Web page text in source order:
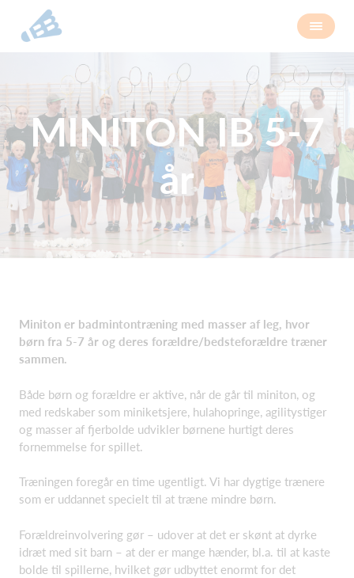
MINITON IB 5-7
år
Miniton er badmintontræning med masser af leg, hvor
børn fra 5-7 år og deres forældre/bedsteforældre træner
sammen.
Både børn og forældre er aktive, når de går til miniton, og
med redskaber som miniketsjere, hulahopringe, agilitystiger
og masser af fjerbolde udvikler børnene hurtigt deres
fornemmelse for spillet.
Træningen foregår en time ugentligt. Vi har dygtige trænere
som er uddannet specielt til at træne mindre børn.
Forældreinvolvering gør – udover at det er skønt at dyrke
idræt med sit barn – at der er mange hænder, bl.a. til at kaste
bolde til spillerne, hvilket gør udbyttet enormt for det